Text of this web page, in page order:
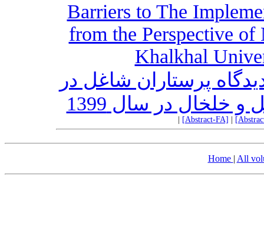
Barriers to The
from the Perspective
Khalkhal
پرستاران شاغل در
خلخال در سال 1399
[Abstract-FA]
Home | All